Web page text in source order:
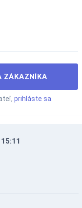
ZÁKAZNÍKA
prihláste sa